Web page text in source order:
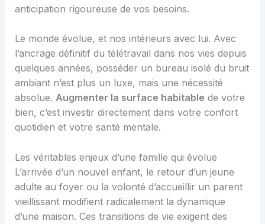
anticipation rigoureuse de vos besoins.
Le monde évolue, et nos intérieurs avec lui. Avec
l’ancrage définitif du télétravail dans nos vies depuis
quelques années, posséder un bureau isolé du bruit
ambiant n’est plus un luxe, mais une nécessité
absolue. Augmenter la surface habitable de votre
bien, c’est investir directement dans votre confort
quotidien et votre santé mentale.
Les véritables enjeux d’une famille qui évolue
L’arrivée d’un nouvel enfant, le retour d’un jeune
adulte au foyer ou la volonté d’accueillir un parent
vieillissant modifient radicalement la dynamique
d’une maison. Ces transitions de vie exigent des